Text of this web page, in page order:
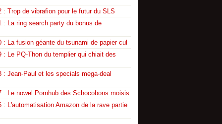
: Trop de vibrafion pour le futur du SLS
: La ring search party du bonus de
: La fusion géante du tsunami de papier cul
: Le PQ-Thon du templier qui chiait des
: Jean-Paul et les specials mega-deal
: Le nowel Pornhub des Schocobons moisis
: L'automatisation Amazon de la rave partie